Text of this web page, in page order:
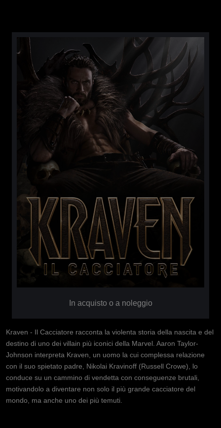
In acquisto o a noleggio
Kraven - Il Cacciatore racconta la violenta storia della nascita e del
destino di uno dei villain più iconici della Marvel. Aaron Taylor-
Johnson interpreta Kraven, un uomo la cui complessa relazione
con il suo spietato padre, Nikolai Kravinoff (Russell Crowe), lo
conduce su un cammino di vendetta con conseguenze brutali,
motivandolo a diventare non solo il più grande cacciatore del
mondo, ma anche uno dei più temuti.